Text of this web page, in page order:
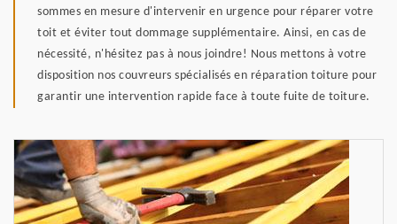
sommes en mesure d'intervenir en urgence pour réparer votre
toit et éviter tout dommage supplémentaire. Ainsi, en cas de
nécessité, n'hésitez pas à nous joindre! Nous mettons à votre
disposition nos couvreurs spécialisés en réparation toiture pour
garantir une intervention rapide face à toute fuite de toiture.